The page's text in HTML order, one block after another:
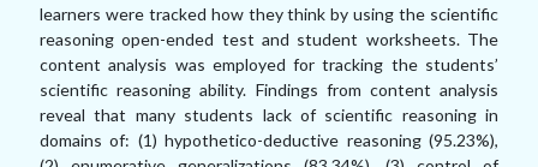
learners were tracked how they think by using the scientific
reasoning open-ended test and student worksheets. The
content analysis was employed for tracking the students’
scientific reasoning ability. Findings from content analysis
reveal that many students lack of scientific reasoning in
domains of: (1) hypothetico-deductive reasoning (95.23%),